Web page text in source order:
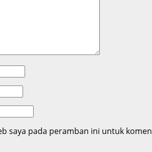
saya pada peramban ini untuk